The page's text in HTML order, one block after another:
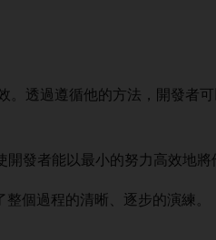
透過遵循他的方法，開發者
發者能以最小的努力高效地
整個過程的清晰、逐步的演練。